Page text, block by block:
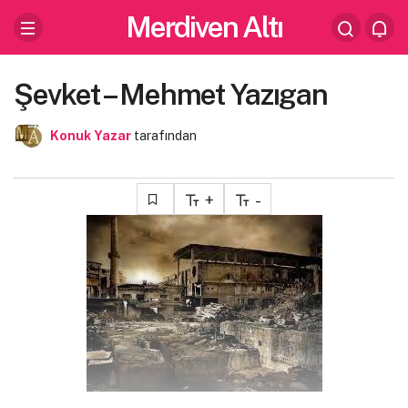
Merdiven Altı
Şevket – Mehmet Yazıgan
Konuk Yazar tarafından
+ -